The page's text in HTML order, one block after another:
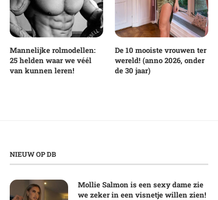
Mannelijke rolmodellen:
25 helden waar we véél
van kunnen leren!
De 10 mooiste vrouwen ter
wereld! (anno 2026, onder
de 30 jaar)
NIEUW OP DB
Mollie Salmon is een sexy dame zie
we zeker in een visnetje willen zien!